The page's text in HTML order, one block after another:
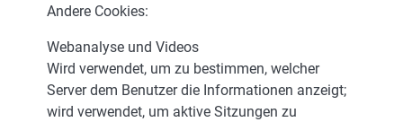
Andere Cookies:
Webanalyse und Videos
Wird verwendet, um zu bestimmen, welcher
Server dem Benutzer die Informationen anzeigt;
wird verwendet, um aktive Sitzungen zu